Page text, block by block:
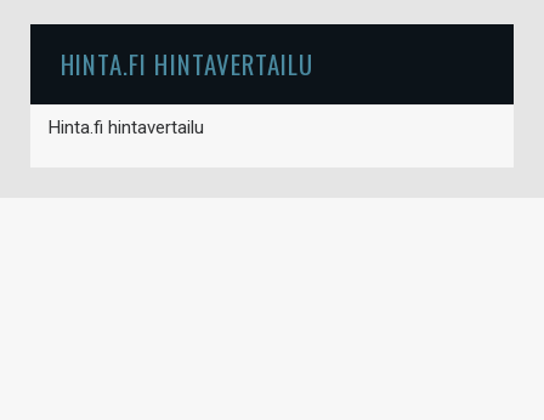
HINTA.FI HINTAVERTAILU
Hinta.fi hintavertailu